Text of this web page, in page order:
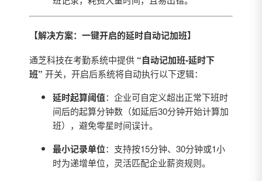
【解决方案：一键开启的延时自动记加班】
通芝科技在考勤系统中提供 “自动记加班-延时下
班” 开关，开启后系统将自动执行以下逻辑：
延时起算阈值：企业可自定义超出正常下班时
间后的起算分钟数（如延后30分钟开始计算加
班），避免零星时间误计。
最小记录单位：支持按15分钟、30分钟或1小
时为递增单位，灵活匹配企业薪资规则。